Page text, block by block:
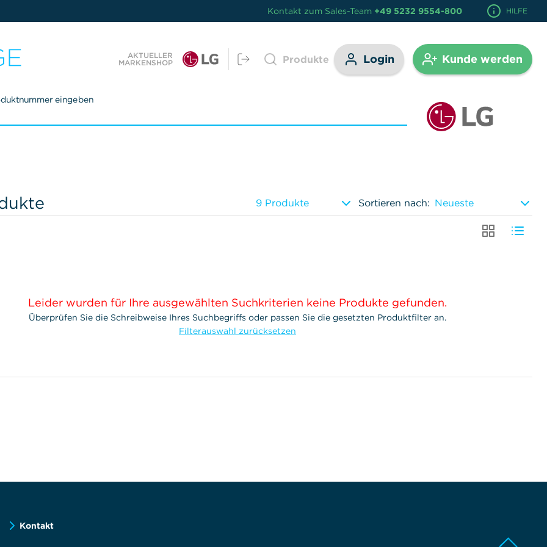
Kontakt zum Sales-Team +49 5232 9554-800 HILFE
AKTUELLER
MARKENSHOP
Produkte Login Kunde werden
eingeben
9 Produkte Sortieren nach: Neueste
Leider wurden für Ihre ausgewählten Suchkriterien keine Produkte gefunden.
Überprüfen Sie die Schreibweise Ihres Suchbegriffs oder passen Sie die gesetzten Produktfilter an.
Filterauswahl zurücksetzen
Kontakt